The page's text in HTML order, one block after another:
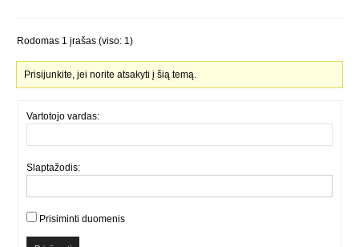
Rodomas 1 įrašas (viso: 1)
Prisijunkite, jei norite atsakyti į šią temą.
Vartotojo vardas:
Slaptažodis:
Prisiminti duomenis